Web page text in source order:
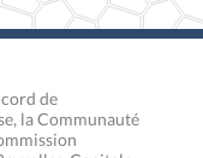
de
la Communauté